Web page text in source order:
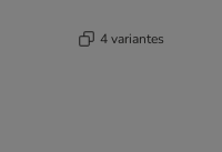
4 variantes